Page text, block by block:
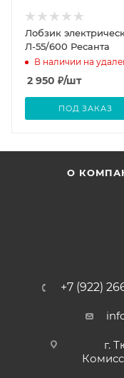
Лобзик
Л-55/600 Ресанта
В наличии на
2 950 ₽/шт
ПОД ЗАКАЗ
О
+7 (922)
г.